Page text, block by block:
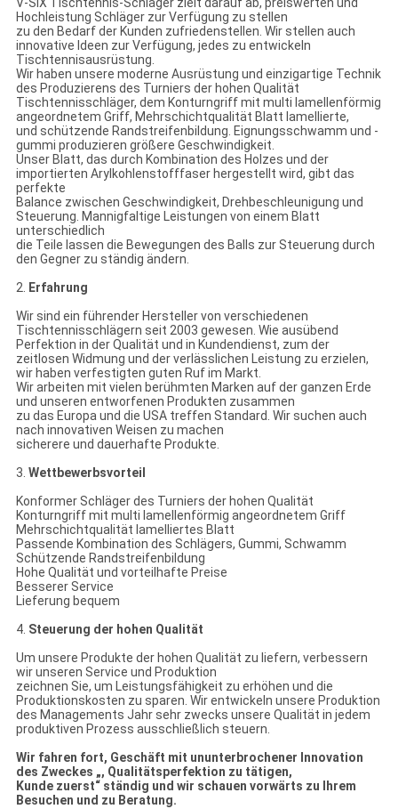
V-SIX Tischtennis-Schläger zielt darauf ab, preiswerten und
Hochleistung Schläger zur Verfügung zu stellen
zu den Bedarf der Kunden zufriedenstellen. Wir stellen auch
innovative Ideen zur Verfügung, jedes zu entwickeln
Tischtennisausrüstung.
Wir haben unsere moderne Ausrüstung und einzigartige Technik
des Produzierens des Turniers der hohen Qualität
Tischtennisschläger, dem Konturngriff mit multi lamellenförmig
angeordnetem Griff, Mehrschichtqualität Blatt lamellierte,
und schützende Randstreifenbildung. Eignungsschwamm und -
gummi produzieren größere Geschwindigkeit.
Unser Blatt, das durch Kombination des Holzes und der
importierten Arylkohlenstofffaser hergestellt wird, gibt das
perfekte
Balance zwischen Geschwindigkeit, Drehbeschleunigung und
Steuerung. Mannigfaltige Leistungen von einem Blatt
unterschiedlich
die Teile lassen die Bewegungen des Balls zur Steuerung durch
den Gegner zu ständig ändern.
2. Erfahrung
Wir sind ein führender Hersteller von verschiedenen
Tischtennisschlägern seit 2003 gewesen. Wie ausübend
Perfektion in der Qualität und in Kundendienst, zum der
zeitlosen Widmung und der verlässlichen Leistung zu erzielen,
wir haben verfestigten guten Ruf im Markt.
Wir arbeiten mit vielen berühmten Marken auf der ganzen Erde
und unseren entworfenen Produkten zusammen
zu das Europa und die USA treffen Standard. Wir suchen auch
nach innovativen Weisen zu machen
sicherere und dauerhafte Produkte.
3. Wettbewerbsvorteil
Konformer Schläger des Turniers der hohen Qualität
Konturngriff mit multi lamellenförmig angeordnetem Griff
Mehrschichtqualität lamelliertes Blatt
Passende Kombination des Schlägers, Gummi, Schwamm
Schützende Randstreifenbildung
Hohe Qualität und vorteilhafte Preise
Besserer Service
Lieferung bequem
4. Steuerung der hohen Qualität
Um unsere Produkte der hohen Qualität zu liefern, verbessern
wir unseren Service und Produktion
zeichnen Sie, um Leistungsfähigkeit zu erhöhen und die
Produktionskosten zu sparen. Wir entwickeln unsere Produktion
des Managements Jahr sehr zwecks unsere Qualität in jedem
produktiven Prozess ausschließlich steuern.
Wir fahren fort, Geschäft mit ununterbrochener Innovation
des Zweckes „, Qualitätsperfektion zu tätigen,
Kunde zuerst“ ständig und wir schauen vorwärts zu Ihrem
Besuchen und zu Beratung.